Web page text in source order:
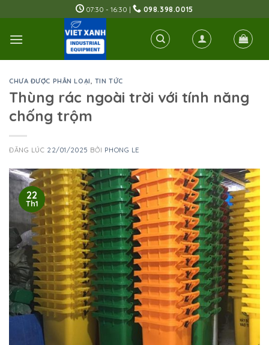
to
content
07:30 - 16:30 | 098.398.0015
CHƯA ĐƯỢC PHÂN LOẠI, TIN TỨC
Thùng rác ngoài trời với tính năng
chống trộm
ĐĂNG LÚC 22/01/2025 BỞI PHONG LE
22
Th1